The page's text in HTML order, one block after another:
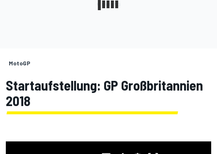
MotoGP
Startaufstellung: GP Großbritannien
2018